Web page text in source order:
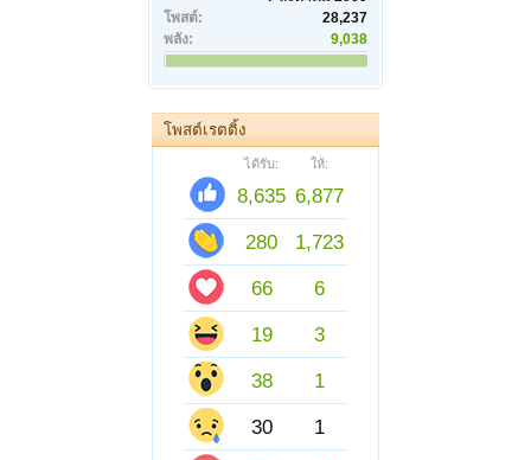
โพสต์:
28,237
พลัง:
9,038
โพสต์เรตติ้ง
ได้รับ: ให้:
8,635 6,877
280
1,723
66
6
19
3
38
1
30
1